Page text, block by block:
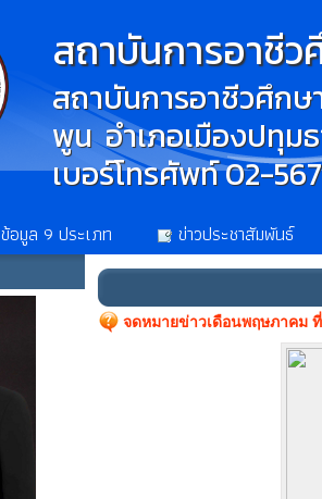
สถาบันการอาชีว
สถาบันการอาชีวศึกษ
พูน อำเภอเมืองปทุม
เบอร์โทรศัพท์ 02-
ข้อมูล 9 ประเภท ข่าวประชาสัมพันธ์
จดหมายข่าวเดือนพฤษภาคม ที่